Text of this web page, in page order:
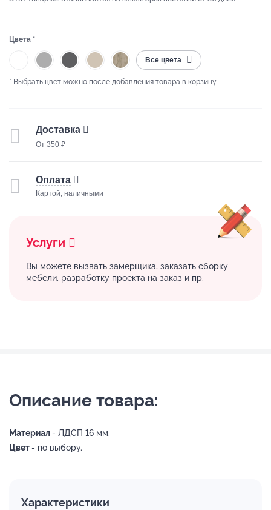
Цвета *
Все цвета
* Выбрать цвет можно после добавления товара в корзину
Доставка
От 350 ₽
Оплата
Картой, наличными
Услуги
Вы можете вызвать замерщика, заказать сборку
мебели, разработку проекта на заказ и пр.
Описание товара:
Материал - ЛДСП 16 мм.
Цвет - по выбору.
Характеристики